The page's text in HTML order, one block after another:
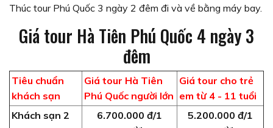
Thúc tour Phú Quốc 3 ngày 2 đêm đi và về bằng máy bay.
Giá tour Hà Tiên Phú Quốc 4 ngày 3
đêm
Tiêu chuẩn
khách sạn
Giá tour Hà Tiên
Phú Quốc người lớn
Giá tour cho trẻ
em từ 4 - 11 tuổi
Khách sạn 2
6.700.000 đ/1
5.200.000 đ/1